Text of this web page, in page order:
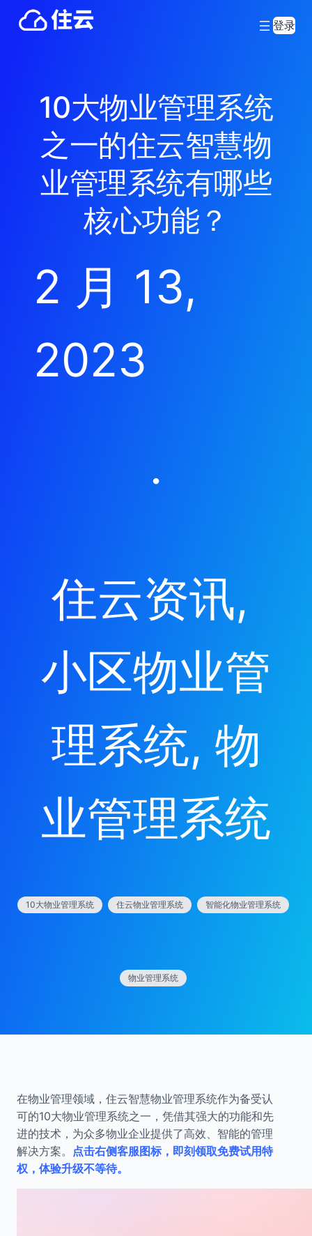
登录
10大物业管理系统
之一的住云智慧物
业管理系统有哪些
核心功能？
2 月 13,
2023
·
住云资讯
小区物业管
理系统, 物
业管理系统
10大物业管理系统 住云物业管理系统 智能化物业管理系统
物业管理系统
在物业管理领域，住云智慧物业管理系统作为备受认
可的10大物业管理系统之一，凭借其强大的功能和先
进的技术，为众多物业企业提供了高效、智能的管理
解决方案。 点击右侧客服图标，即刻领取免费试用特
权，体验升级不等待。